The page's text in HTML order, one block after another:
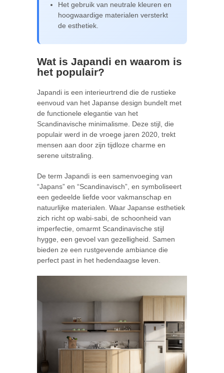
Het gebruik van neutrale kleuren en
hoogwaardige materialen versterkt
de esthetiek.
Wat is Japandi en waarom is
het populair?
Japandi is een interieurtrend die de rustieke
eenvoud van het Japanse design bundelt met
de functionele elegantie van het
Scandinavische minimalisme. Deze stijl, die
populair werd in de vroege jaren 2020, trekt
mensen aan door zijn tijdloze charme en
serene uitstraling.
De term Japandi is een samenvoeging van
“Japans” en “Scandinavisch”, en symboliseert
een gedeelde liefde voor vakmanschap en
natuurlijke materialen. Waar Japanse esthetiek
zich richt op wabi-sabi, de schoonheid van
imperfectie, omarmt Scandinavische stijl
hygge, een gevoel van gezelligheid. Samen
bieden ze een rustgevende ambiance die
perfect past in het hedendaagse leven.